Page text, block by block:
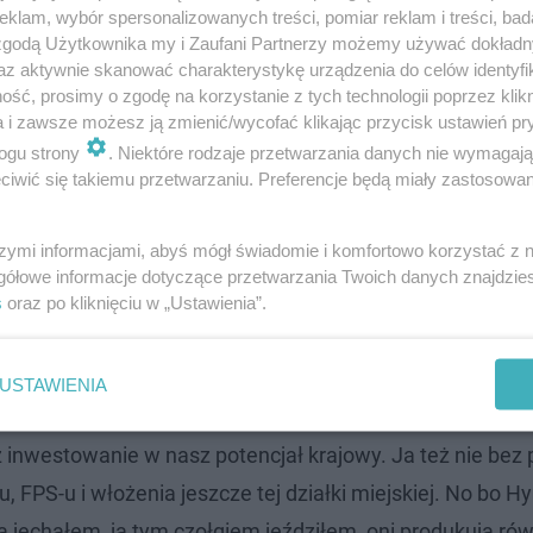
w przemysł obronny, a Rozmawiałem
szukają kooperantów w Wielkopolsce do
przekonany właśnie, że w tym kierunku się
daleko od granicy z Federacją Rosyjską i należy ten
produkowane, czy to części już do do tych
takie są decyzje na poziomie ministerstw. Z
w nasz potencjał krajowy. Ja też nie bez
u i włożenia jeszcze tej działki miejskiej. No bo
wybór spersonalizowanych treści, pomiar reklam i treści,
Użytkownika my i Zaufani Partnerzy możemy używać
aktywnie skanować charakterystykę urządzenia do celów
prosimy o zgodę na korzystanie z tych technologii poprzez
i zawsze możesz ją zmienić/wycofać klikając przycisk ustawień
strony
. Niektóre rodzaje przetwarzania danych nie
się takiemu przetwarzaniu. Preferencje będą miały
informacjami, abyś mógł świadomie i komfortowo korzystać z
informacje dotyczące przetwarzania Twoich danych
oraz po kliknięciu w „Ustawienia”.
USTAWIENIA